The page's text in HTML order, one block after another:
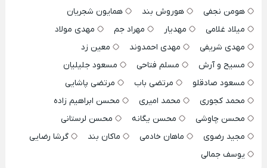
هومن نجفی
هوروش بند
همایون شجریان
میلاد غلامی
مهدیار مهراد جم
مهدی مولاد
مهدی شریفی
مهدی احمدوند
معین زد
مسیح و آرش
مسلم فتاحی
مسعود جلیلیان
مسعود صادقلو
مرتضی باب
مرتضی پاشایی
محمد کجوری
محمد امیری
محسن ابراهیم زاده
محسن چاوشی
محسن یگانه
محسن لرستانی
مجید رضوی
ماهان خادمی ماکان بند
گرشا رضایی
یوسف جمالی